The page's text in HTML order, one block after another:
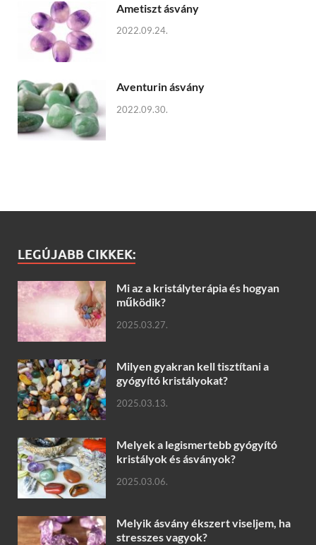
Ametiszt ásvány
2022.09.24.
Aventurin ásvány
2022.09.30.
LEGÚJABB CIKKEK:
Mi az a kristályterápia és hogyan
működik?
2025.03.27.
Milyen gyakran kell tisztítani a
gyógyító kristályokat?
2025.03.13.
Melyek a legismertebb gyógyító
kristályok és ásványok?
2025.03.06.
Melyik ásvány ékszert viseljem, ha
stresszes vagyok?